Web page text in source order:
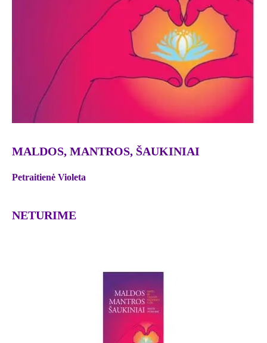
MALDOS, MANTROS, ŠAUKINIAI
Petraitienė Violeta
NETURIME